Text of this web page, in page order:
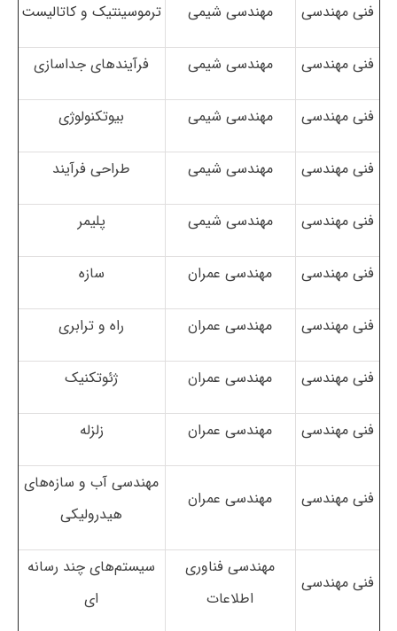
فنی مهندسی مهندسی شیمی ترموسینتیک و کاتالیست
فنی مهندسی مهندسی شیمی فرآیندهای جداسازی
فنی مهندسی مهندسی شیمی بیوتکنولوژی
فنی مهندسی مهندسی شیمی طراحی فرآیند
فنی مهندسی مهندسی شیمی پلیمر
فنی مهندسی مهندسی عمران سازه
فنی مهندسی مهندسی عمران راه و ترابری
فنی مهندسی مهندسی عمران ژئوتکنیک
فنی مهندسی مهندسی عمران زلزله
فنی مهندسی مهندسی عمران
مهندسی آب و سازه‌های
هیدرولیکی
فنی مهندسی
مهندسی فناوری
اطلاعات
سیستم‌های چند رسانه
ای